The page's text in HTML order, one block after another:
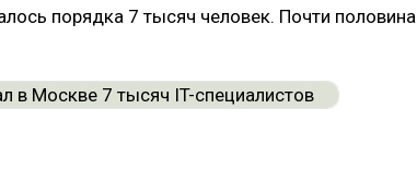
порядка 7 тысяч человек. Почти половина